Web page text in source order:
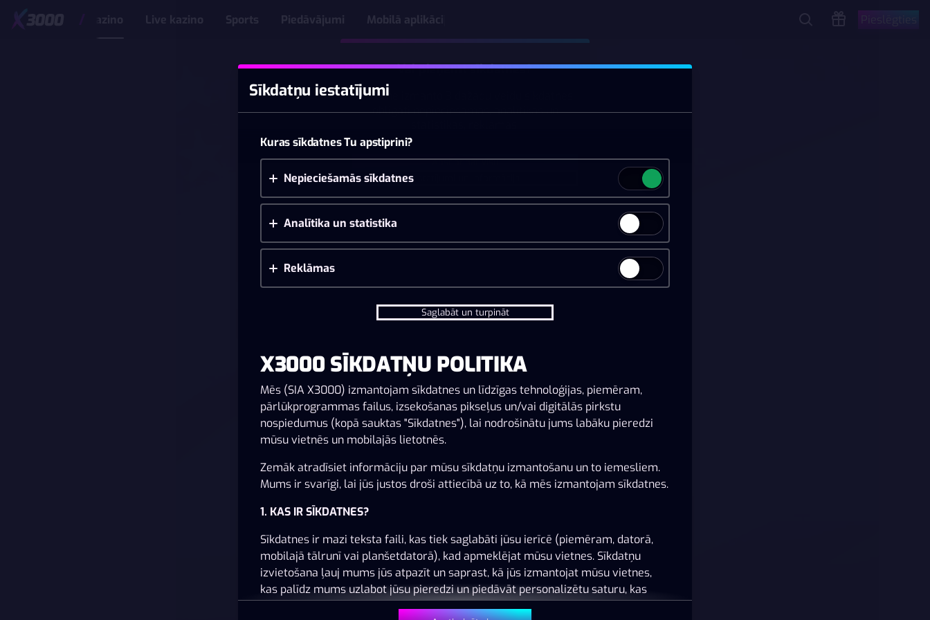
Kazino Live kazino Sports Piedāvājumi Mobilā aplikācija Pieslēgties
Šai spēlei nav pieejama demo versija. Lūdzu,
pieslēdzies, lai spēlētu ar īstu naudu.
Pieslēgties
Vai pieņemt sīkdatnes?
Šī vietne izmanto 3 dažādu veidu sīkdatnes:
obligāti nepieciešamās, analītikas un
Apstiprināt visu
Iestatījumi un informācija
Sīkdatņu iestatījumi
Kuras sīkdatnes Tu apstiprini?
Nepieciešamās sīkdatnes
Analītika un statistika
Reklāmas
Saglabāt un turpināt
X3000 SĪKDATŅU POLITIKA
Mēs (SIA X3000) izmantojam sīkdatnes un līdzīgas tehnoloģijas, piemēram,
pārlūkprogrammas failus, izsekošanas pikseļus un/vai digitālās pirkstu
nospiedumus (kopā sauktas "Sīkdatnes"), lai nodrošinātu jums labāku pieredzi
mūsu vietnēs un mobilajās lietotnēs.
Zemāk atradīsiet informāciju par mūsu sīkdatņu izmantošanu un to iemesliem.
Mums ir svarīgi, lai jūs justos droši attiecībā uz to, kā mēs izmantojam sīkdatnes.
1. KAS IR SĪKDATNES?
Sīkdatnes ir mazi teksta faili, kas tiek saglabāti jūsu ierīcē (piemēram, datorā,
mobilajā tālrunī vai planšetdatorā), kad apmeklējat mūsu vietnes. Sīkdatņu
izvietošana ļauj mums jūs atpazīt un saprast, kā jūs izmantojat mūsu vietnes,
kas palīdz mums uzlabot jūsu pieredzi un piedāvāt personalizētu saturu, kas
pielāgots jūsu vēlmēm.